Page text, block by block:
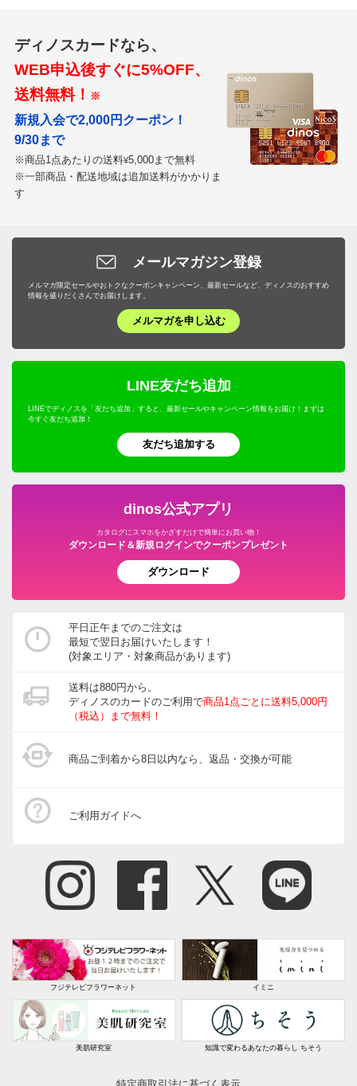
2026/02/01
ブラック ２４．５
神奈川県 50代女性
普段のサイズ : 24.5
履き口が狭いとのご意見があるようですが、この履き口
の甲の部分が厚くなっている事により足首をホールドし
てくれ、やや大きめの靴の中で足指を自由に出来ます。
そして何より特出すべきは踵のソールです。
カーブしたソールが正しい歩行に自然と導いてくれま
す。
とても良く考えられた靴だと思いました。
ブラック ２３．５
購入したサイズで「小さめだった」
軽くて、舟形のソールが安定してとても歩きやすいで
す。デザインもとても気に入っています。ただ１点、足
の甲の履きこみ、というのでしょうか？足を入れる部分
が甲の足首ちかくまで覆っているため、歩くたびに足首
に当たり擦れてとても痛いです。
新しい靴を履くと慣れるまでよく靴づれになりますが、
そんな感じだと思います。当たる部分の裏側に何かクッ
ションになるものを貼るか、厚めの靴下を履くと緩和さ
れるかもしれません。ですので星４にしました。
ブラック ２３．０
普段のサイズ : 22.5 購入したサイズで「大きめだった」
硬くて履くのがきついという口コミがあり、タイツや
ソックスでも履きたかったので、1サイズアップで購入
えば締め付けもなくたっぷりなので、（少し足が泳ぐ感
じもあり）サイズアップ不要だったかなと少し後悔。と
はいえ半日履いても疲れ知らずなので、許容範囲です。
全体のデザインも素敵で気に入っていますが、踵のゴム
に大きな星のカットあり！これはちょっと、うわあ…と
思いました。星のスタッズのことは口コミで承知してい
彫り込まれているとは！
ディノスカードなら、
WEB申込後すぐに5%OFF、
送料無料！ ※
新規入会で2,000円クーポン！
9/30まで
※商品1点あたりの送料¥5,000まで無料
※一部商品・配送地域は追加送料がかかりま
す
メールマガジン登録
メルマガ限定セールやおトクなクーポンキャンペーン、最新セールなど、ディノスのおすすめ
情報を盛りだくさんでお届けします。
メルマガを申し込む
LINE友だち追加
LINEでディノスを「友だち追加」すると、最新セールやキャンペーン情報をお届け！まずは
今すぐ友だち追加！
友だち追加する
dinos公式アプリ
カタログにスマホをかざすだけで簡単にお買い物！
ダウンロード＆新規ログインでクーポンプレゼント
ダウンロード
平日正午までのご注文は
最短で翌日お届けいたします！
(対象エリア・対象商品があります)
送料は880円から。
ディノスのカードのご利用で商品1点ごとに送料5,000円
（税込）まで無料！
商品ご到着から8日以内なら、返品・交換が可能
ご利用ガイドへ
フジテレビフラワーネット イミニ
美肌研究室 知識で変わるあなたの暮らし ちそう